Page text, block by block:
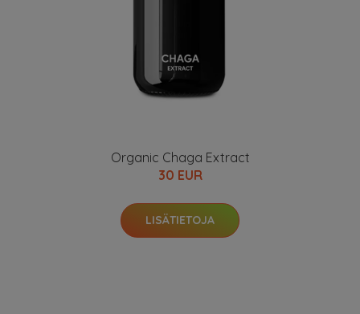
Organic Chaga Extract
30 EUR
LISÄTIETOJA